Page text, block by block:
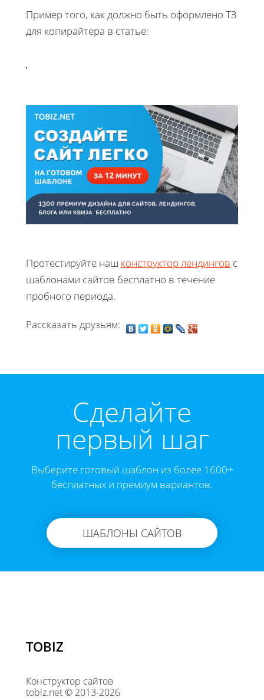
Пример того, как должно быть оформлено ТЗ
для копирайтера в статье:
Протестируйте наш конструктор лендингов с
шаблонами сайтов бесплатно в течение
пробного периода.
Рассказать друзьям:
Cделайте
первый шаг
Выберите готовый шаблон из более 1600+
бесплатных и премиум вариантов.
ШАБЛОНЫ САЙТОВ
TOBIZ
Конструктор сайтов
tobiz.net © 2013-2026